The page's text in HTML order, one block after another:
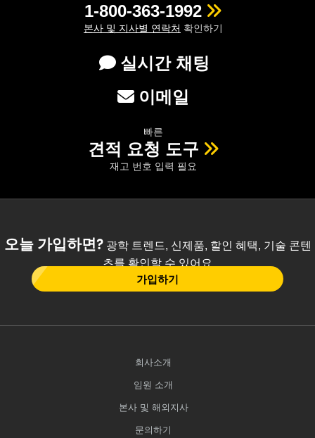
1-800-363-1992
본사 및 지사별 연락처 확인하기
실시간 채팅
이메일
빠른
견적 요청 도구
재고 번호 입력 필요
오늘 가입하면?광학 트렌드, 신제품, 할인 혜택, 기술 콘텐
츠를 확인할 수 있어요
가입하기
회사소개
임원 소개
본사 및 해외지사
문의하기